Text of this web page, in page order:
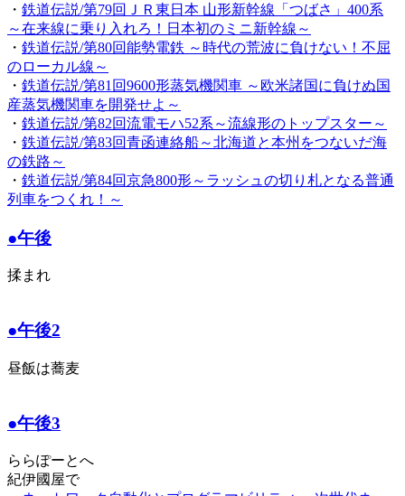
・ 鉄道伝説/第79回ＪＲ東日本 山形新幹線「つばさ」400系
～在来線に乗り入れろ！日本初のミニ新幹線～
・ 鉄道伝説/第80回能勢電鉄 ～時代の荒波に負けない！不屈
のローカル線～
・ 鉄道伝説/第81回9600形蒸気機関車 ～欧米諸国に負けぬ国
産蒸気機関車を開発せよ～
・ 鉄道伝説/第82回流電モハ52系～流線形のトップスター～
・ 鉄道伝説/第83回青函連絡船～北海道と本州をつないだ海
の鉄路～
・ 鉄道伝説/第84回京急800形～ラッシュの切り札となる普通
列車をつくれ！～
●午後
揉まれ
●午後2
昼飯は蕎麦
●午後3
ららぽーとへ
紀伊國屋で